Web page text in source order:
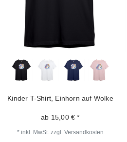
Kinder T-Shirt, Einhorn auf Wolke
ab 15,00 € *
* inkl. MwSt. zzgl. Versandkosten